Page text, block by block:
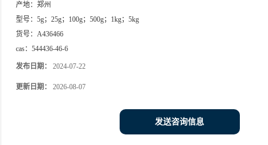
产地： 郑州
型号： 5g；25g；100g；500g；1kg；5kg
货号： A436466
cas： 544436-46-6
发布日期： 2024-07-22
更新日期： 2026-08-07
发送咨询信息